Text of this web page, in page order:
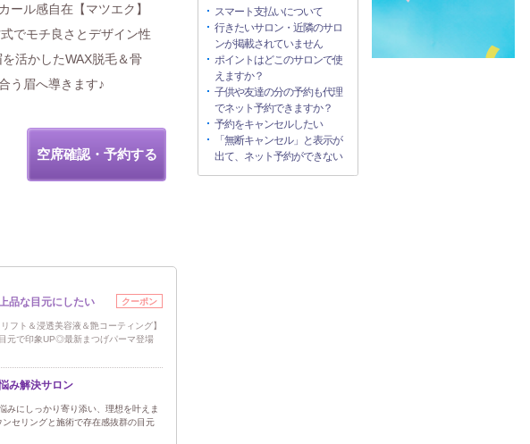
ール感自在【マツエク】
でモチ良さとデザイン性
活かしたWAX脱毛＆骨
う眉へ導きます♪
空席確認・予約する
品な目元にしたい クーポン
リフト＆浸透美容液＆艶コーティング】
元で印象UP◎最新まつげパーマ登場
み解決サロン
みにしっかり寄り添い、理想を叶えま
ンセリングと施術で存在感抜群の目元
スマート支払いについて
行きたいサロン・近隣のサロ
ンが掲載されていません
ポイントはどこのサロンで使
えますか？
子供や友達の分の予約も代理
でネット予約できますか？
予約をキャンセルしたい
「無断キャンセル」と表示が
出て、ネット予約ができない